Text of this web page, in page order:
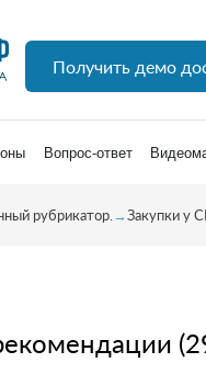
Получить демо
Вопрос-ответ
рубрикатор. →Закупки у